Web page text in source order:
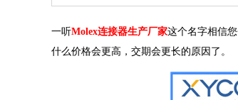
一听Molex连接器生产厂家这个名字相信
什么价格会更高，交期会更长的原因了。